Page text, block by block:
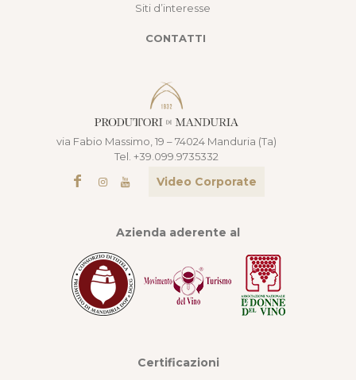
Siti d’interesse
CONTATTI
via Fabio Massimo, 19 – 74024 Manduria (Ta)
Tel. +39.099.9735332
Video Corporate
Azienda aderente al
Certificazioni